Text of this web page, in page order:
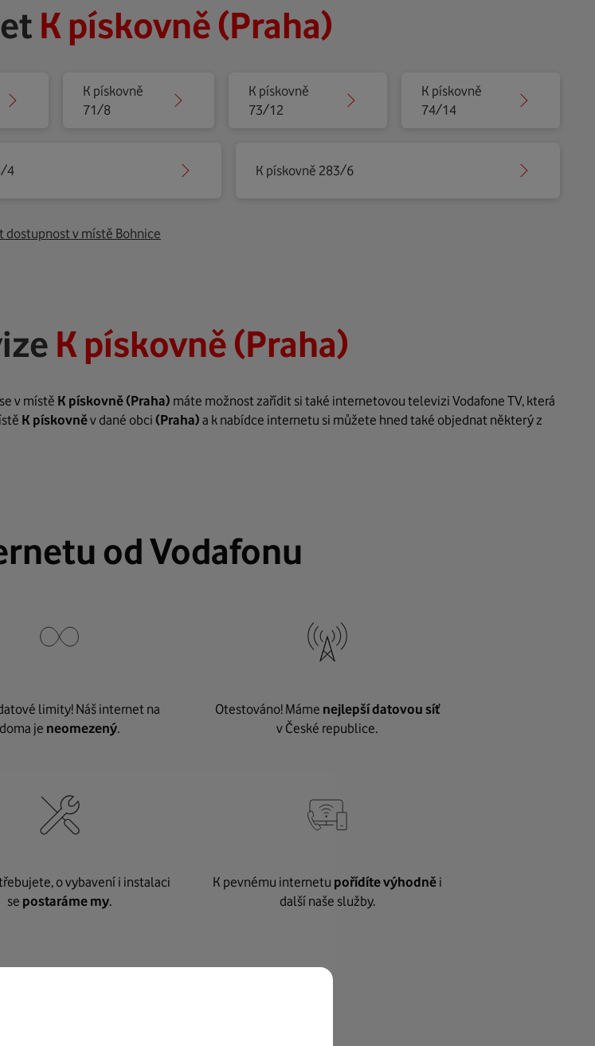
K pískovně (Praha)
K pískovně
71/8
K pískovně
73/12
K pískovně
74/14
4 K pískovně 283/6
dostupnost v místě Bohnice
K pískovně (Praha)
v místě K pískovně(Praha) máte možnost zařídit si také internetovou televizi Vodafone TV, která
K pískovněv dané obci (Praha) a k nabídce internetu si můžete hned také objednat některý z
od Vodafonu
limity! Náš internet na
doma je neomezený.
Otestováno! Máme nejlepší datovou síť
v České republice.
o vybavení i instalaci
se postaráme my.
K pevnému internetu pořídíte výhodněi
další naše služby.